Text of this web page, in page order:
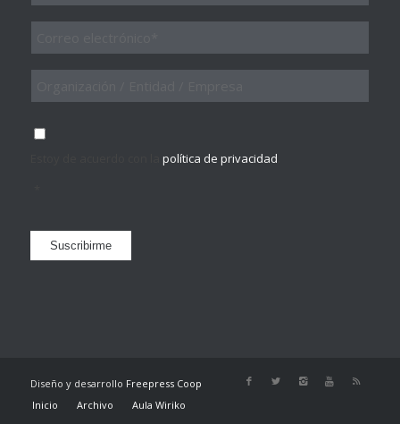
Entidad
Empresa
Consentimiento
política de privacidad
Suscribirme
Diseño y desarrollo Freepress Coop
Inicio
Archivo Aula Wiriko